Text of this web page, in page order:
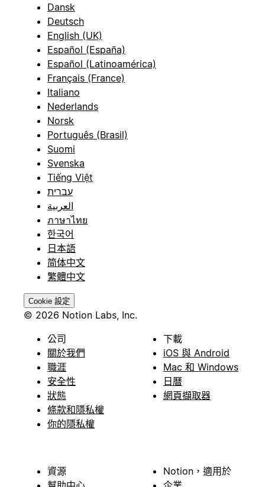
Dansk
Deutsch
English (UK)
Español (España)
Español (Latinoamérica)
Français (France)
Italiano
Nederlands
Norsk
Português (Brasil)
Suomi
Svenska
Tiếng Việt
עברית
العربية
ภาษาไทย
한국어
日本語
简体中文
繁體中文
Cookie 設定
© 2026 Notion Labs, Inc.
公司
關於我們
職涯
安全性
狀態
條款和隱私權
你的隱私權
下載
iOS 與 Android
Mac 和 Windows
日曆
網頁擷取器
資源
Notion，適用於